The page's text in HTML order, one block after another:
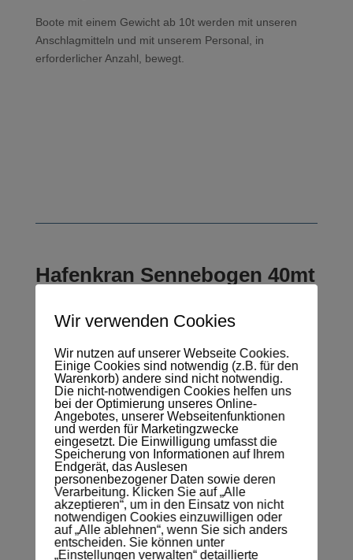
Boote mit einem Gewicht ab 10t werden mit unseren
Anschlagmitteln und mit unserem Personal, in
erforderlicher Anzahl, bewegt.
Hafenkran Sennebogen 40mt
Preise zzgl. 19% MwSt.
Hafenkran Sennebogen 40mt
€189,50/h
Preis (zzgl. ges. MwSt.)
Wir verwenden Cookies
Wir nutzen auf unserer Webseite Cookies.
Einige Cookies sind notwendig (z.B. für den
Warenkorb) andere sind nicht notwendig.
Die nicht-notwendigen Cookies helfen uns
bei der Optimierung unseres Online-
Angebotes, unserer Webseitenfunktionen
und werden für Marketingzwecke
eingesetzt. Die Einwilligung umfasst die
Speicherung von Informationen auf Ihrem
Endgerät, das Auslesen
personenbezogener Daten sowie deren
Verarbeitung. Klicken Sie auf „Alle
akzeptieren“, um in den Einsatz von nicht
notwendigen Cookies einzuwilligen oder
auf „Alle ablehnen“, wenn Sie sich anders
entscheiden. Sie können unter
„Einstellungen verwalten“ detaillierte